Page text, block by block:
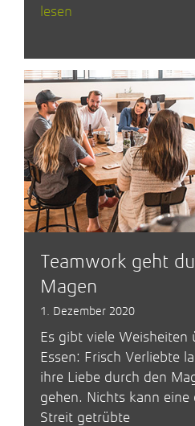
lesen
Teamwork geht
Magen
1. Dezember 2020
Es gibt viele Weisheiten
Essen: Frisch Verliebte
ihre Liebe durch den
gehen. Nichts kann eine
Streit getrübte